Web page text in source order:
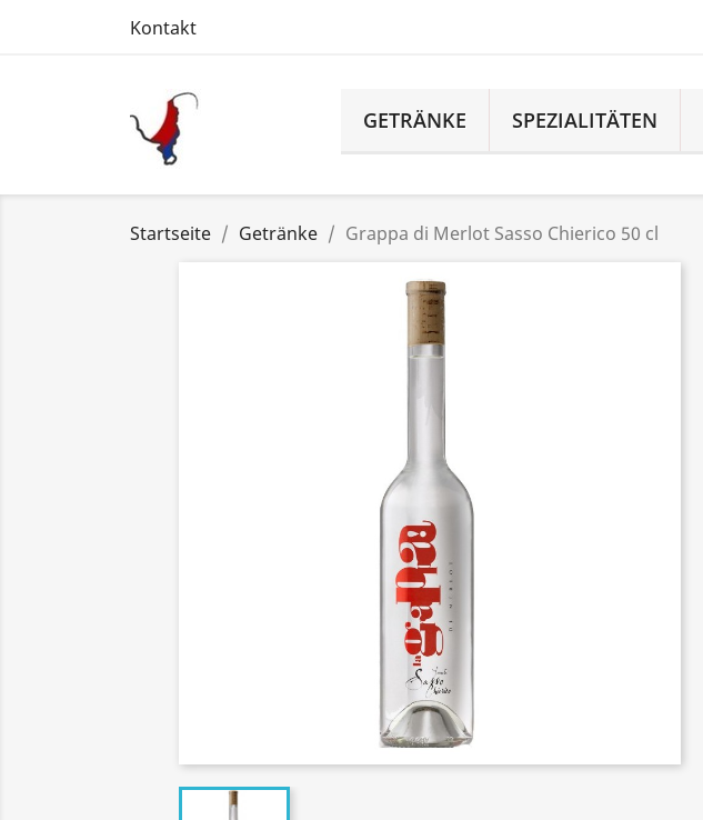
Kontakt
GETRÄNKE SPEZIALITÄTEN
Startseite Getränke Grappa di Merlot Sasso Chierico 50 cl